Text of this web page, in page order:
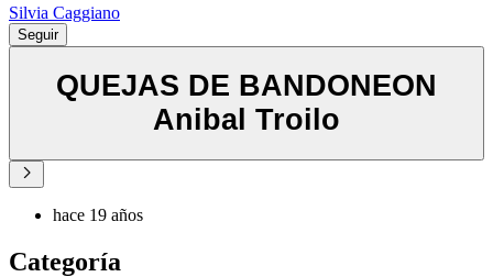
Silvia Caggiano
Seguir
QUEJAS DE BANDONEON
Anibal Troilo
hace 19 años
Categoría